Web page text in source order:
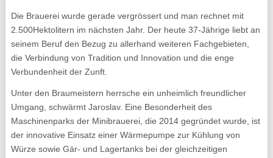
Die Brauerei wurde gerade vergrössert und man rechnet mit
2.500Hektolitern im nächsten Jahr. Der heute 37-Jährige liebt an
seinem Beruf den Bezug zu allerhand weiteren Fachgebieten,
die Verbindung von Tradition und Innovation und die enge
Verbundenheit der Zunft.
Unter den Braumeistern herrsche ein unheimlich freundlicher
Umgang, schwärmt Jaroslav. Eine Besonderheit des
Maschinenparks der Minibrauerei, die 2014 gegründet wurde, ist
der innovative Einsatz einer Wärmepumpe zur Kühlung von
Würze sowie Gär- und Lagertanks bei der gleichzeitigen